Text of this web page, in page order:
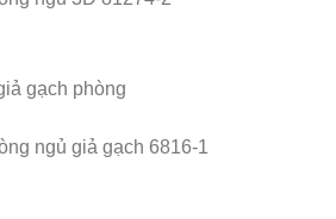
ngủ giả gạch 6816-1